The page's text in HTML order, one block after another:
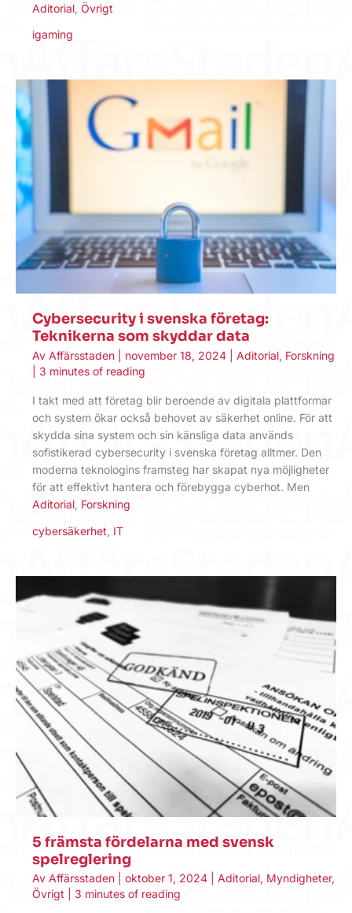
Aditorial Övrigt
igaming
Cybersecurity i svenska företag:
Teknikerna som skyddar data
Av Affärsstaden november 18, 2024 Aditorial, Forskning
3 minutes of reading
I takt med att företag blir beroende av digitala plattformar
och system ökar också behovet av säkerhet online. För att
skydda sina system och sin känsliga data används
sofistikerad cybersecurity i svenska företag alltmer. Den
moderna teknologins framsteg har skapat nya möjligheter
för att effektivt hantera och förebygga cyberhot. Men
Aditorial Forskning
cybersäkerhet IT
5 främsta fördelarna med svensk
spelreglering
Av Affärsstaden oktober 1, 2024 Aditorial, Myndigheter,
Övrigt
3 minutes of reading